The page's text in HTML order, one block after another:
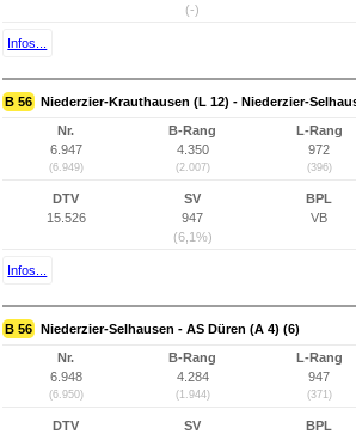
(-)
Infos...
B 56 Niederzier-Krauthausen (L 12) - Niederzier-
Nr.
6.947
(6.949)
B-Rang
4.350
(2.007)
L-Rang
972
(396)
DTV
15.526
SV
947
(6,1%)
BPL
VB
Infos...
B 56 Niederzier-Selhausen - AS Düren (A 4) (6)
Nr.
6.948
(6.950)
B-Rang
4.284
(1.944)
L-Rang
947
(371)
DTV
SV
BPL